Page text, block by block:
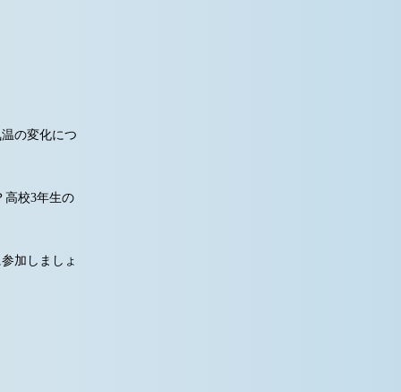
の変化につ
高校3年生の
加しましょ